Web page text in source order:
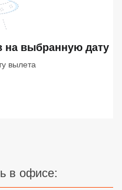
на выбранную дату
вылета
в офисе: